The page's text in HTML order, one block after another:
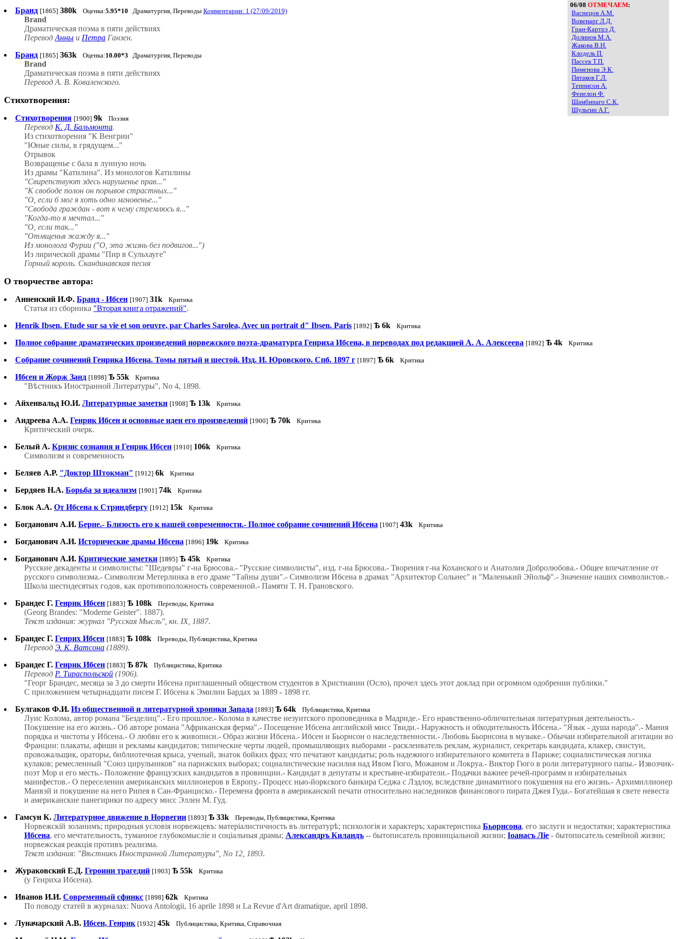
06/08 ОТМЕЧАЕМ:
Васнецов А.М.
Вовенарг Л.Д.
Гран-Картрэ Д.
Долинов М.А.
Жакова В.Н.
Клодель П.
Пассек Т.П.
Пименова Э.К.
Пятаков Г.Л.
Теннисон А.
Фенелон Ф.
Шамбинаго С.К.
Шульгин А.Г.
Бранд [1865] 380k Оценка:5.95*10 Драматургия, Переводы Комментарии: 1 (27/09/2019)
Brand
Драматическая поэма в пяти действиях
Перевод Анны и Петра Ганзен.
Бранд [1865] 363k Оценка:10.00*3 Драматургия, Переводы
Brand
Драматическая поэма в пяти действиях
Перевод А. В. Коваленского.
Стихотворения:
Стихотворения [1900] 9k Поэзия
Перевод К. Д. Бальмонта.
Из стихотворения "К Венгрии"
"Юные силы, в грядущем..."
Отрывок
Возвращенье с бала в лунную ночь
Из драмы "Катилина". Из монологов Катилины
"Свирепствуют здесь нарушенье прав..."
"К свободе полон он порывов страстных..."
"О, если б мог я хоть одно мгновенье..."
"Свобода граждан - вот к чему стремлюсь я..."
"Когда-то я мечтал..."
"О, если так..."
"Отмщенья жажду я..."
Из монолога Фурии ("О, эта жизнь без подвигов...")
Из лирической драмы "Пир в Сульхауге"
Горный король. Скандинавская песня
О творчестве автора:
Анненский И.Ф. Бранд - Ибсен [1907] 31k Критика
Статья из сборника "Вторая книга отражений".
Henrik Ibsen. Etude sur sa vie et son oeuvre, par Charles Sarolea, Avec un portrait d" Ibsen. Paris [1892] Ѣ 6k Критика
Полное собрание драматических произведений норвежского поэта-драматурга Генриха Ибсена, в переводах под редакцией А. А. Алексеева [1892] Ѣ 4k Критика
Собрание сочинений Генрика Ибсена. Томы пятый и шестой. Изд. И. Юровского. Спб. 1897 г [1897] Ѣ 6k Критика
Ибсен и Жорж Занд [1898] Ѣ 55k Критика
"Вѣстникъ Иностранной Литературы", No 4, 1898.
Айхенвальд Ю.И. Литературные заметки [1908] Ѣ 13k Критика
Андреева А.А. Генрик Ибсен и основные идеи его произведений [1900] Ѣ 70k Критика
Критический очерк.
Белый А. Кризис сознания и Генрик Ибсен [1910] 106k Критика
Символизм и современность
Беляев А.Р. "Доктор Штокман" [1912] 6k Критика
Бердяев Н.А. Борьба за идеализм [1901] 74k Критика
Блок А.А. От Ибсена к Стриндбергу [1912] 15k Критика
Богданович А.И. Берне.- Близость его к нашей современности.- Полное собрание сочинений Ибсена [1907] 43k Критика
Богданович А.И. Исторические драмы Ибсена [1896] 19k Критика
Богданович А.И. Критические заметки [1895] Ѣ 45k Критика
Русские декаденты и символисты: "Шедевры" г-на Брюсова.- "Русские символисты", изд. г-на Брюсова.- Творения г-на Коханского и Анатолия Добролюбова.- Общее впечатление от
русского символизма.- Символизм Метерлинка в его драме "Тайны души".- Символизм Ибсена в драмах "Архитектор Сольнес" и "Маленький Эйольф".- Значение наших символистов.-
Школа шестидесятых годов, как противоположность современной.- Памяти T. Н. Грановского.
Брандес Г. Генрик Ибсен [1883] Ѣ 108k Переводы, Критика
(Georg Brandes: "Moderne Geister". 1887).
Текст издания: журнал "Русская Мысль", кн. IX, 1887.
Брандес Г. Генрих Ибсен [1883] Ѣ 108k Переводы, Публицистика, Критика
Перевод Э. К. Ватсона (1889).
Брандес Г. Генрик Ибсен [1883] Ѣ 87k Публицистика, Критика
Перевод Р. Тираспольской (1906).
"Георг Брандес, месяца за 3 до смерти Ибсена приглашенный обществом студентов в Христиании (Осло), прочел здесь этот доклад при огромном одобрении публики."
С приложением четырнадцати писем Г. Ибсена к Эмилии Бардах за 1889 - 1898 гг.
Булгаков Ф.И. Из общественной и литературной хроники Запада [1893] Ѣ 64k Публицистика, Критика
Луис Колома, автор романа "Безделиц".- Его прошлое.- Колома в качестве иезуитского проповедника в Мадриде.- Его нравственно-обличительная литературная деятельность.-
Покушение на его жизнь.- Об авторе романа "Африканская ферма".- Посещение Ибсена английской мисс Твиди.- Наружность и обходительность Ибсена.- "Язык - душа народа".- Мания
порядка и чистоты у Ибсена.- О любви его к живописи.- Образ жизни Ибсена.- Ибсен и Бьорнсон о наследственности.- Любовь Бьорнсона в музыке.- Обычаи избирательной агитации во
Франции: плакаты, афиши и рекламы кандидатов; типические черты людей, промышляющих выборами - расклеиватель реклам, журналист, секретарь кандидата, клакер, свистун,
провожальщик, ораторы, библиотечная крыса, ученый, знаток бойких фраз; что печатают кандидаты; роль надежного избирательного комитета в Париже; социалистическая логика
кулаков; ремесленный "Союз цирульников" на парижских выборах; социалистические насилия над Ивом Гюго, Можаном и Локруа.- Виктор Гюго в роли литературного папы.- Извозчик-
поэт Мор и его месть.- Положение французских кандидатов в провинции.- Кандидат в депутаты и крестьяне-избиратели.- Подачки важнее речей-программ и избирательных
манифестов.- О переселении американских миллионеров в Европу.- Процесс нью-йоркского банкира Седжа с Лэдлоу, вследствие динамитного покушения на его жизнь.- Архимиллионер
Манвэй и покушение на него Рипея в Сан-Франциско.- Перемена фронта в американской печати относительно наследников финансового пирата Джея Гуда.- Богатейшая в свете невеста
и американские панегирики по адресу мисс Эллен М. Гуд.
Гамсун К. Литературное движение в Норвегии [1893] Ѣ 33k Переводы, Публицистика, Критика
Норвежскій золанимъ; природныя условія норвежцевъ: матеріалистичность въ литературѣ; психологія и характеръ; характеристика Бьорнсона, его заслуги и недостатки; характеристика
Ибсена, его мечтательность, туманное глубокомысліе и соціальныя драмы; Александръ Киландъ -- бытописатель провинціальной жизни; Іоанасъ Ліе - бытописатель семейной жизни;
норвежская реакція противъ реализма.
Текст издания: "Вѣстникъ Иностранной Литературы", No 12, 1893.
Жураковский Е.Д. Героини трагедий [1903] Ѣ 55k Критика
(у Генриха Ибсена).
Иванов И.И. Современный сфинкс [1898] 62k Критика
По поводу статей в журналах: Nuova Antologii, 16 aprile 1898 и La Revue d'Art dramatique, april 1898.
Луначарский А.В. Ибсен, Генрик [1932] 45k Публицистика, Критика, Справочная